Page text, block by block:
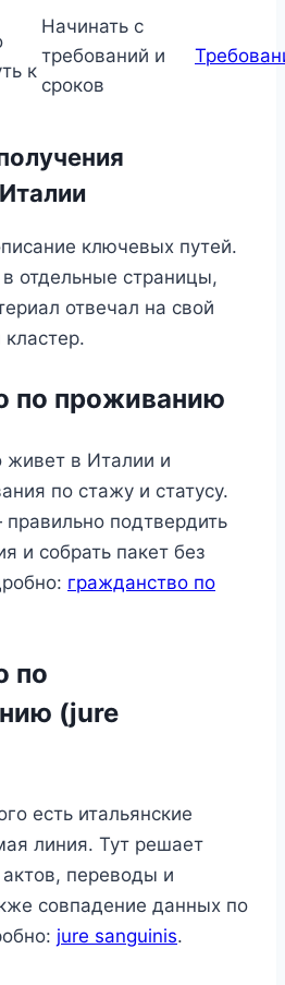
к
Начинать с
требований и
сроков
ключевых путей.
отдельные страницы,
отвечал на свой
кластер.
по проживанию
живет в Италии и
по стажу и статусу.
подтвердить
и собрать пакет без
гражданство по
по
(jure
есть итальянские
линия. Тут решает
переводы и
совпадение данных по
jure sanguinis.